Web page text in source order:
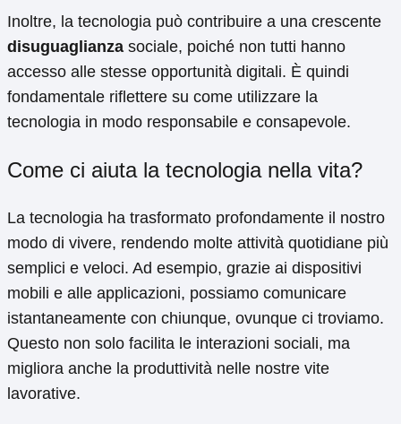
Inoltre, la tecnologia può contribuire a una crescente
disuguaglianza sociale, poiché non tutti hanno
accesso alle stesse opportunità digitali. È quindi
fondamentale riflettere su come utilizzare la
tecnologia in modo responsabile e consapevole.
Come ci aiuta la tecnologia nella vita?
La tecnologia ha trasformato profondamente il nostro
modo di vivere, rendendo molte attività quotidiane più
semplici e veloci. Ad esempio, grazie ai dispositivi
mobili e alle applicazioni, possiamo comunicare
istantaneamente con chiunque, ovunque ci troviamo.
Questo non solo facilita le interazioni sociali, ma
migliora anche la produttività nelle nostre vite
lavorative.